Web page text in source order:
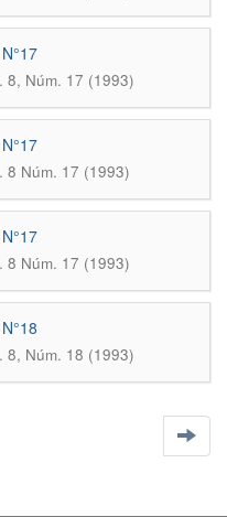
8, Núm. 17 (1993)
8 Núm. 17 (1993)
8 Núm. 17 (1993)
8, Núm. 18 (1993)